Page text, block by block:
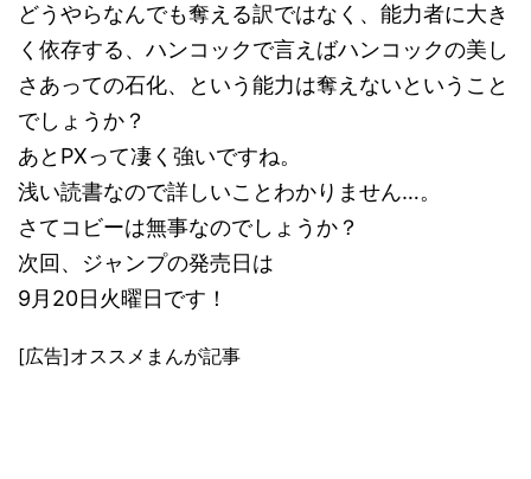
どうやらなんでも奪える訳ではなく、能力者に大き
く依存する、ハンコックで言えばハンコックの美し
さあっての石化、という能力は奪えないということ
でしょうか？
あとPXって凄く強いですね。
浅い読書なので詳しいことわかりません…。
さてコビーは無事なのでしょうか？
次回、ジャンプの発売日は
9月20日火曜日です！
[広告]オススメまんが記事